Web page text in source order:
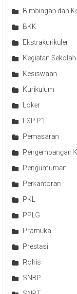
Bimbingan dan
BKK
Ekstrakurikuler
Kegiatan Sekolah
Kesiswaan
Kurikulum
Loker
LSP P1
Pemasaran
Pengembangan
Pengumuman
Perkantoran
PKL
PPLG
Pramuka
Prestasi
Rohis
SNBP